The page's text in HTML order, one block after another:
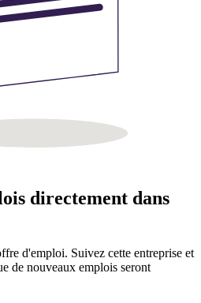
directement dans
d'emploi. Suivez cette entreprise et
de nouveaux emplois seront